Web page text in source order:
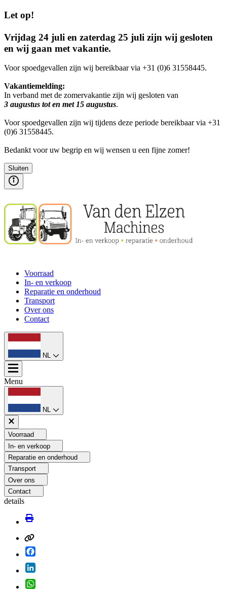
Let op!
Vrijdag 24 juli en zaterdag 25 juli zijn wij gesloten
en wij gaan met vakantie.
Voor spoedgevallen zijn wij bereikbaar via +31 (0)6 31558445.
Vakantiemelding:
In verband met de zomervakantie zijn wij gesloten van
3 augustus tot en met 15 augustus.
Voor spoedgevallen zijn wij tijdens deze periode bereikbaar via +31
(0)6 31558445.
Bedankt voor uw begrip en wij wensen u een fijne zomer!
Sluiten
Voorraad
In- en verkoop
Reparatie en onderhoud
Transport
Over ons
Contact
NL
Menu
NL
Voorraad
In- en verkoop
Reparatie en onderhoud
Transport
Over ons
Contact
details